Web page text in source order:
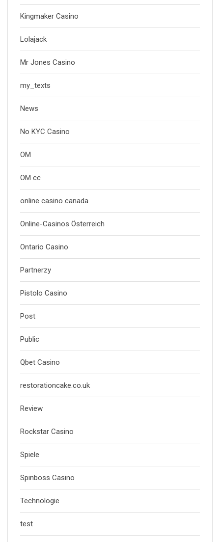
Kingmaker Casino
Lolajack
Mr Jones Casino
my_texts
News
No KYC Casino
OM
OM cc
online casino canada
Online-Casinos Österreich
Ontario Casino
Partnerzy
Pistolo Casino
Post
Public
Qbet Casino
restorationcake.co.uk
Review
Rockstar Casino
Spiele
Spinboss Casino
Technologie
test